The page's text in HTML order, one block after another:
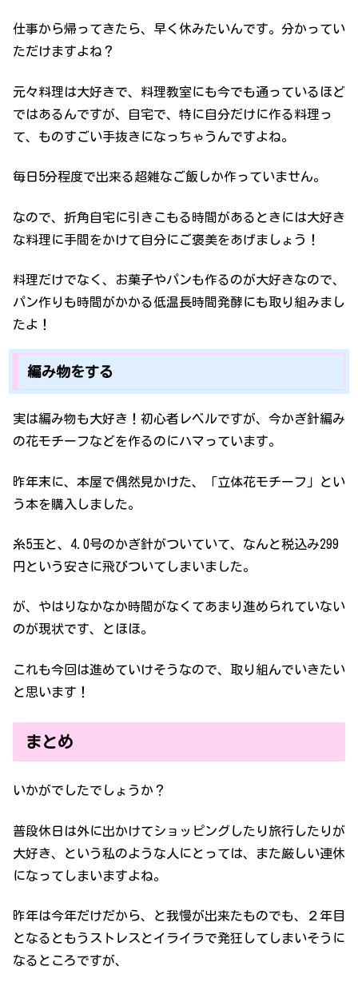
仕事から帰ってきたら、早く休みたいんです。分かってい
ただけますよね？
元々料理は大好きで、料理教室にも今でも通っているほど
ではあるんですが、自宅で、特に自分だけに作る料理っ
て、ものすごい手抜きになっちゃうんですよね。
毎日5分程度で出来る超雑なご飯しか作っていません。
なので、折角自宅に引きこもる時間があるときには大好き
な料理に手間をかけて自分にご褒美をあげましょう！
料理だけでなく、お菓子やパンも作るのが大好きなので、
パン作りも時間がかかる低温長時間発酵にも取り組みまし
たよ！
編み物をする
実は編み物も大好き！初心者レベルですが、今かぎ針編み
の花モチーフなどを作るのにハマっています。
昨年末に、本屋で偶然見かけた、「立体花モチーフ」とい
う本を購入しました。
糸5玉と、4.0号のかぎ針がついていて、なんと税込み299
円という安さに飛びついてしまいました。
が、やはりなかなか時間がなくてあまり進められていない
のが現状です、とほほ。
これも今回は進めていけそうなので、取り組んでいきたい
と思います！
まとめ
いかがでしたでしょうか？
普段休日は外に出かけてショッピングしたり旅行したりが
大好き、という私のような人にとっては、また厳しい連休
になってしまいますよね。
昨年は今年だけだから、と我慢が出来たものでも、２年目
となるともうストレスとイライラで発狂してしまいそうに
なるところですが、